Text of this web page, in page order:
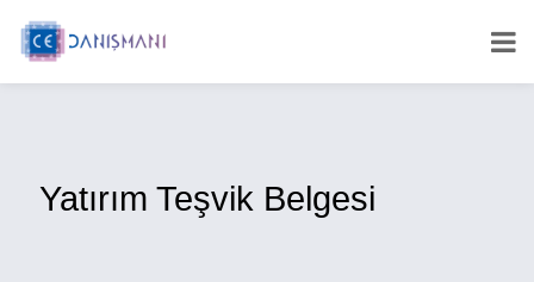
Yatırım Teşvik Belgesi